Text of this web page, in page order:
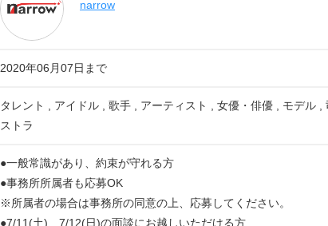
narrow
2020年06月07日まで
タレント , アイドル , 歌手 , アーティスト , 女優・俳優 , モデル
ストラ
●一般常識があり、約束が守れる方
●事務所所属者も応募OK
※所属者の場合は事務所の同意の上、応募してください。
●7/11(土)、7/12(日)の面談にお越しいただける方